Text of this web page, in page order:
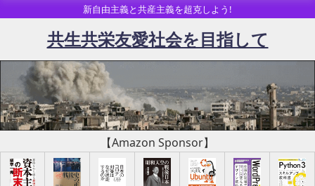
新自由主義と共産主義を超克しよう!
共生共栄友愛社会を目指して
【Amazon Sponsor】